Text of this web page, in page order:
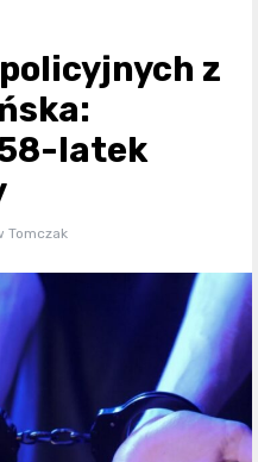
z
latek
Tomczak